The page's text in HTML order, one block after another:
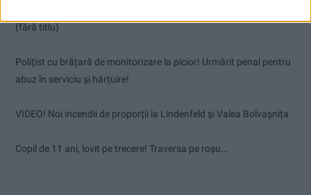
(fără titlu)
Polițist cu brățară de monitorizare la picior! Urmărit penal pentru
abuz în serviciu și hărțuire!
VIDEO! Noi incendii de proporții la Lindenfeld și Valea Bolvașnița
Copil de 11 ani, lovit pe trecere! Traversa pe roșu…